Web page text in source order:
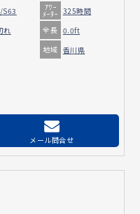
ｱﾜｰ
ﾒｰﾀｰ 325時間
れ 全長 0.0ft
地域 香川県
メール問合せ